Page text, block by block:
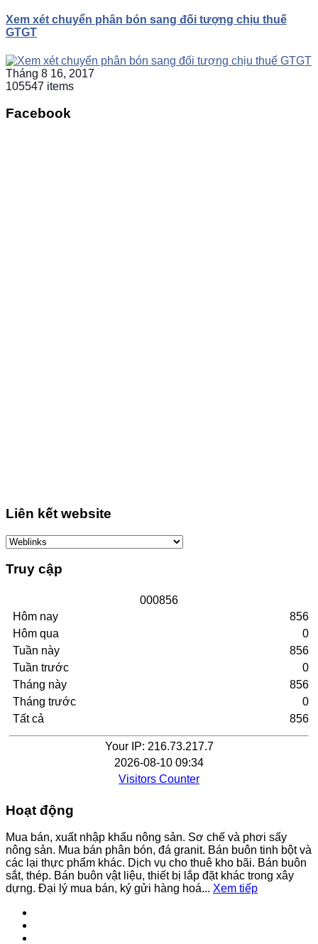
Xem xét chuyển phân bón sang đối tượng chịu thuế
GTGT
Tháng 8 16, 2017
105547 items
Facebook
Liên kết website
Truy cập
000856
Hôm nay
Hôm qua
Tuần này
Tuần trước
Tháng này
Tháng trước
Tất cả
856
0
856
0
856
0
856
Your IP: 216.73.217.7
2026-08-10 09:34
Visitors Counter
Hoạt động
Mua bán, xuất nhập khẩu nông sản. Sơ chế và phơi sấy
nông sản. Mua bán phân bón, đá granit. Bán buôn tinh bột và
các lại thực phẩm khác. Dịch vụ cho thuê kho bãi. Bán buôn
sắt, thép. Bán buôn vật liệu, thiết bị lắp đặt khác trong xây
dựng. Đại lý mua bán, ký gửi hàng hoá... Xem tiếp